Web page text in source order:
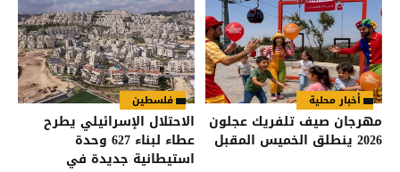
أخبار محلية
مهرجان صيف تلفريك عجلون
2026 ينطلق الخميس المقبل
فلسطين
الاحتلال الإسرائيلي يطرح
عطاء لبناء 627 وحدة
استيطانية جديدة في